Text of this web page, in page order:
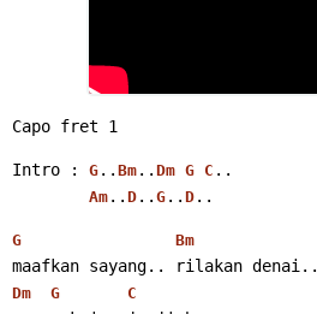
Capo fret 1
Intro : G .. Bm .. Dm G C ..
Am .. D .. G .. D ..
G Bm
maafkan sayang.. rilakan denai..
Dm G C